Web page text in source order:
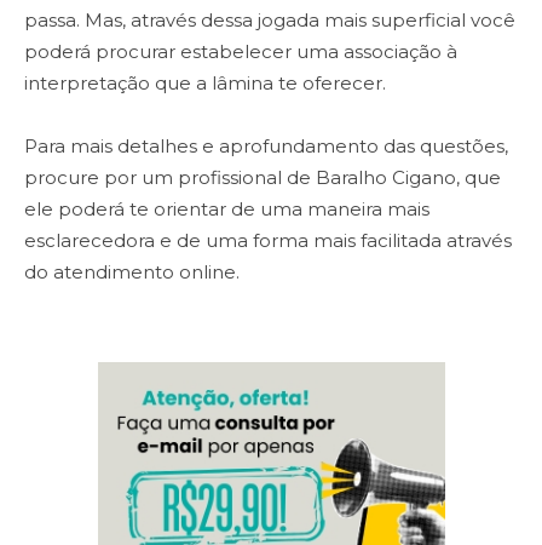
passa. Mas, através dessa jogada mais superficial você
poderá procurar estabelecer uma associação à
interpretação que a lâmina te oferecer.
Para mais detalhes e aprofundamento das questões,
procure por um profissional de Baralho Cigano, que
ele poderá te orientar de uma maneira mais
esclarecedora e de uma forma mais facilitada através
do atendimento online.